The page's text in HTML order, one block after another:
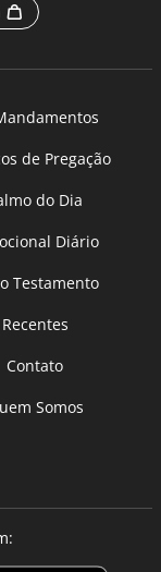
de Pregação
do Dia
Diário
Testamento
Recentes
Contato
Somos